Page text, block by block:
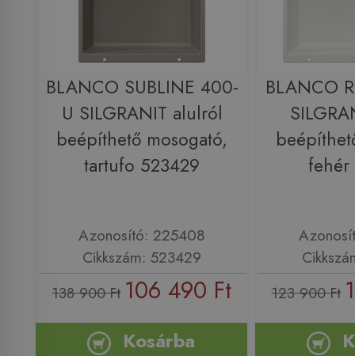
BLANCO SUBLINE 400-
U SILGRANIT alulról
beépíthető mosogató,
tartufo 523429
Azonosító: 225408
Cikkszám: 523429
138 900 Ft 106 490 Ft
Kosárba
BLANCO
123 900 Ft